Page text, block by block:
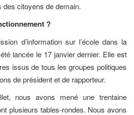
citoyens de demain.
?
d’information sur l’école dans la
lancée le 17 janvier dernier. Elle est
issus de tous les groupes politiques
de président et de rapporteur.
nous avons mené une trentaine
plusieurs tables-rondes. Nous avons